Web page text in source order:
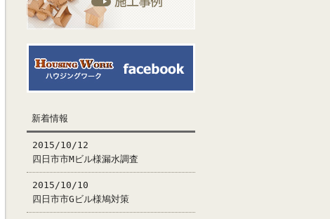
新着情報
2015/10/12
四日市市Mビル様漏水調査
2015/10/10
四日市市Gビル様鳩対策